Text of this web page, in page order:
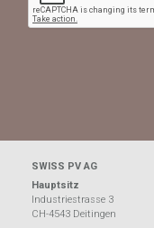
SWISS PV AG
Hauptsitz
Industriestrasse 3
CH-4543 Deitingen